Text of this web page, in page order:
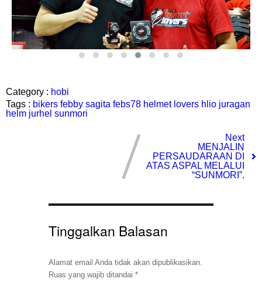
Category : hobi
Tags : bikers febby sagita febs78 helmet lovers hlio juragan
helm jurhel sunmori
Next
MENJALIN
PERSAUDARAAN DI
ATAS ASPAL MELALUI
“SUNMORI”.
Tinggalkan Balasan
Alamat email Anda tidak akan dipublikasikan.
Ruas yang wajib ditandai *